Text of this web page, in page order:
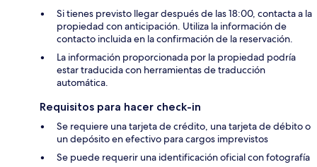
Si tienes previsto llegar después de las 18:00, contacta a la
propiedad con anticipación. Utiliza la información de
contacto incluida en la confirmación de la reservación.
La información proporcionada por la propiedad podría
estar traducida con herramientas de traducción
automática.
Requisitos para hacer check-in
Se requiere una tarjeta de crédito, una tarjeta de débito o
un depósito en efectivo para cargos imprevistos
Se puede requerir una identificación oficial con fotografía